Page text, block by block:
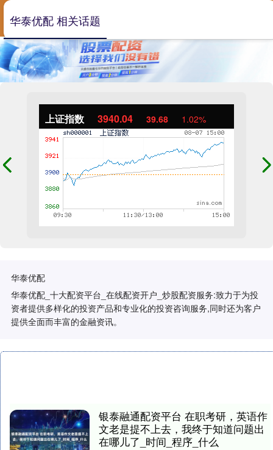
上证指数 3940.04 39.68 1.02%
华泰优配
华泰优配_十大配资平台_在线配资开户_炒股配资服务:致力于为投
资者提供多样化的投资产品和专业化的投资咨询服务,同时还为客户
提供全面而丰富的金融资讯。
华泰优配 相关话题
银泰融通配资平台 在职考研，英语作
文老是提不上去，我终于知道问题出
在哪儿了_时间_程序_什么